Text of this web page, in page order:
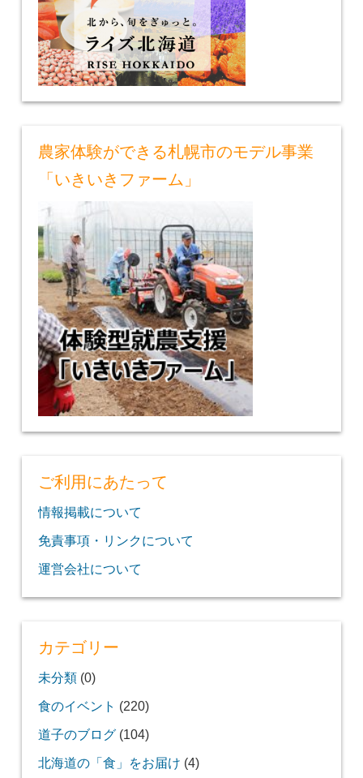
農家体験ができる札幌市のモデル事業
「いきいきファーム」
ご利用にあたって
情報掲載について
免責事項・リンクについて
運営会社について
カテゴリー
未分類(0)
食のイベント (220)
道子のブログ(104)
北海道の「食」をお届け (4)